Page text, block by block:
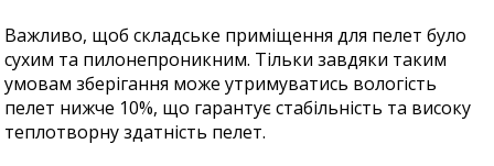
Важливо, щоб складське приміщення для пелет було
сухим та пилонепроникним. Тільки завдяки таким
умовам зберігання може утримуватись вологість
пелет нижче 10%, що гарантує стабільність та високу
теплотворну здатність пелет.